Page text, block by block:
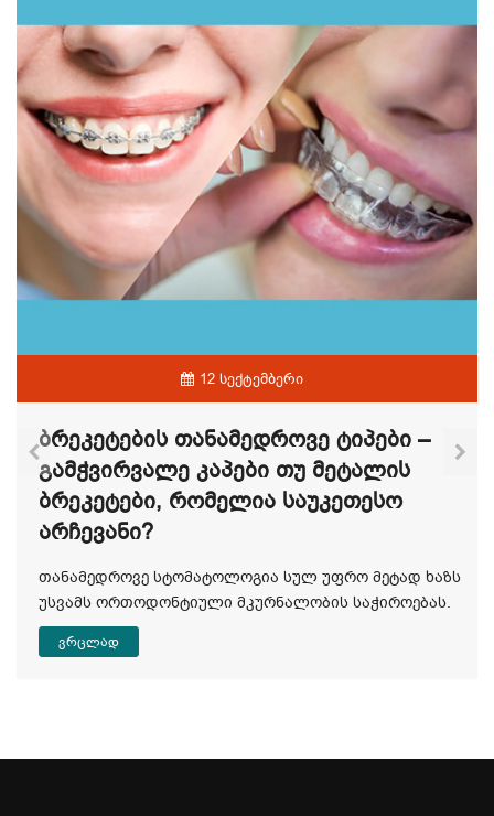
12 სექტემბერი
Ბრეკეტების Თანამედროვე Ტიპები –
Გამჭვირვალე Კაპები Თუ Მეტალის
Ბრეკეტები, Რომელია Საუკეთესო
Არჩევანი?
თანამედროვე სტომატოლოგია სულ უფრო მეტად ხაზს
უსვამს ორთოდონტიული მკურნალობის საჭიროებას.
ვრცლად